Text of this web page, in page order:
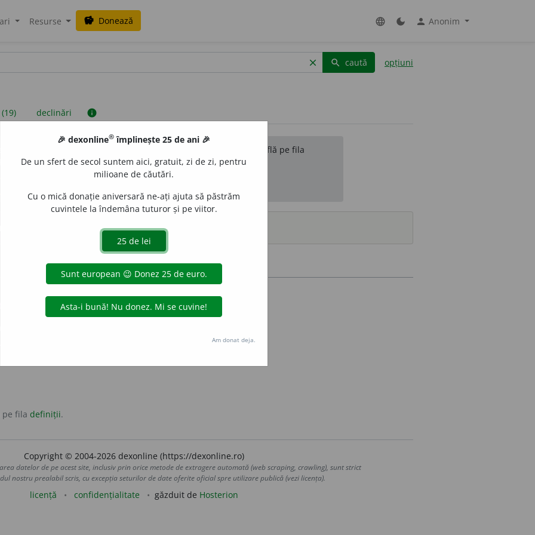
Resurse savings Donează language dark_mode person Anonim
clear search caută opțiuni
declinări info
sunt compilate de echipa dexonline. Definițiile originale se află pe fila
reordona filele pe pagina depreferințe.
surse
Care se află mai la o parte, mai ascuns vederii.
lăturaș retras
tăcut, ursuz.
pe fila definiții.
Copyright © 2004-2026 dexonline (https://dexonline.ro)
datelor de pe acest site, inclusiv prin orice metode de extragere automată (web scraping, crawling), sunt strict
nostru prealabil scris, cu excepția seturilor de date oferite oficial spre utilizare publică (vezi licența).
licență confidențialitate găzduit de Hosterion
🎉 dexonline® împlinește 25 de ani 🎉
De un sfert de secol suntem aici, gratuit, zi de zi, pentru
milioane de căutări.
Cu o mică donație aniversară ne-ați ajuta să păstrăm
cuvintele la îndemâna tuturor și pe viitor.
Am donat deja.